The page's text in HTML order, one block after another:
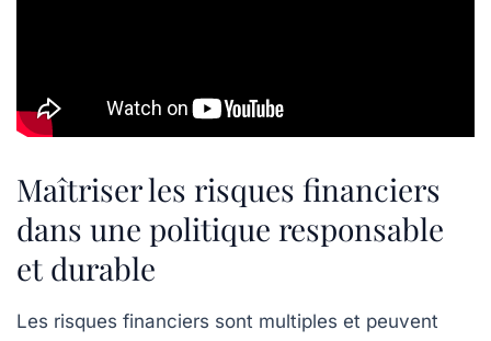
Maîtriser les risques financiers
dans une politique responsable
et durable
Les risques financiers sont multiples et peuvent